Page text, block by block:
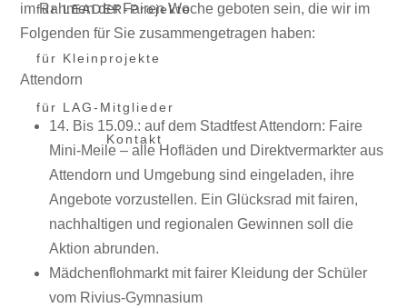
für LEADER-Projekte
für Kleinprojekte
für LAG-Mitglieder
Kontakt
im Rahmen der Fairen Woche geboten sein, die wir im
Folgenden für Sie zusammengetragen haben:
Attendorn
14. Bis 15.09.: auf dem Stadtfest Attendorn: Faire
Mini-Meile – alle Hofläden und Direktvermarkter aus
Attendorn und Umgebung sind eingeladen, ihre
Angebote vorzustellen. Ein Glücksrad mit fairen,
nachhaltigen und regionalen Gewinnen soll die
Aktion abrunden.
Mädchenflohmarkt mit fairer Kleidung der Schüler
vom Rivius-Gymnasium